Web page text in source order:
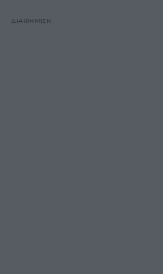
ΔΙΑΦΗΜΙΣΗ